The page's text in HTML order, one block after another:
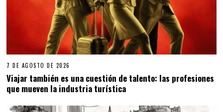
7 DE AGOSTO DE 2026
Viajar también es una cuestión de talento: las profesiones
que mueven la industria turística